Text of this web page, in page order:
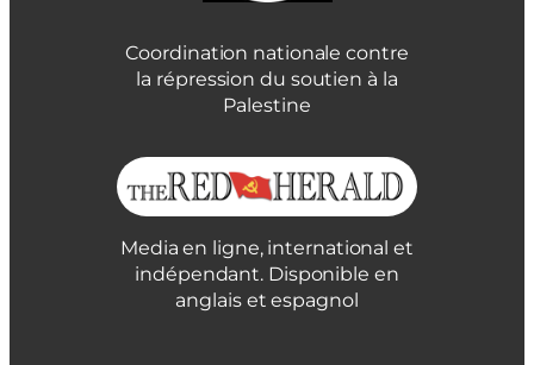
Coordination nationale contre
la répression du soutien à la
Palestine
Media en ligne, international et
indépendant. Disponible en
anglais et espagnol